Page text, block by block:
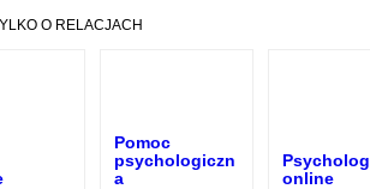
O RELACJACH
Pomoc
psychologiczn
a
Psycholog
online